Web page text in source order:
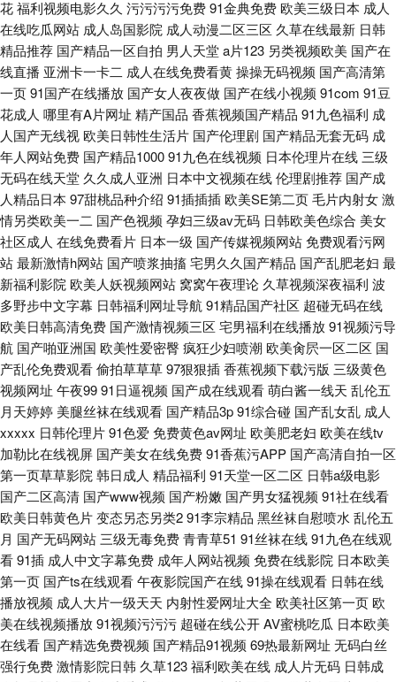
花福利视频电影久久 污污污污免费91金典免费 欧美三级日本 成人
在线吃瓜网站 成人岛国影院 成人动漫二区三区 久草在线最新 日韩
精品推荐 国产精品一区自拍 男人天堂a片123 另类视频欧美 国产在
线直播 亚洲卡一卡二 成人在线免费看黄操操无码视频 国产高清第
一页91国产在线播放 国产女人夜夜做 国产在线小视频 91com 91豆
花成人 哪里有A片网址 精产国品 香蕉视频国产精品 91九色福利 成
人国产无线视 欧美日韩性生活片 国产伦理剧 国产精品无套无码 成
年人网站免费 国产精品100091九色在线视频 日本伦理片在线 三级
无码在线天堂 久久成人亚洲 日本中文视频在线伦理剧推荐 国产成
人精品日本 97甜桃品种介绍 91插插插 欧美SE第二页毛片内射女激
情另类欧美一二 国产色视频 孕妇三级av无码 日韩欧美色综合 美女
社区成人 在线免费看片 日本一级 国产传媒视频网站免费观看污网
站最新激情h网站 国产喷浆抽搐宅男久久国产精品 国产乱肥老妇 最
新福利影院 欧美人妖视频网站 窝窝午夜理论 久草视频深夜福利 波
多野步中文字幕 日韩福利网址导航 91精品国产社区 超碰无码在线
欧美日韩高清免费 国产激情视频三区 宅男福利在线播放91视频污导
航 国产啪亚洲国 欧美性爱密臀疯狂少妇喷潮 欧美肏屄一区二区 国
产乱伦免费观看偷拍草草草97狠狠插香蕉视频下载污版 三级黄色
视频网址 午夜9991日逼视频 国产成在线观看萌白酱一线天 乱伦五
月天婷婷 美腿丝袜在线观看 国产精品3p91综合碰 国产乱女乱 成人
xxxxx 日韩伦理片91色爱免费黄色av网址 欧美肥老妇 欧美在线tv
加勒比在线视屏 国产美女在线免费91香蕉污APP 国产高清自拍一区
第一页草草影院 韩日成人 精品福利 91天堂一区二区 日韩a级电影
国产二区高清 国产www视频 国产粉嫩 国产男女猛视频 91社在线看
欧美日韩黄色片变态另态另类291李宗精品 黑丝袜自慰喷水 乱伦五
月 国产无码网站 三级无毒免费青青草51 91丝袜在线91九色在线观
看91插 成人中文字幕免费 成年人网站视频 免费在线影院 日本欧美
第一页 国产ts在线观看午夜影院国产在线91操在线观看 日韩在线
播放视频 成人大片一级天天 内射性爱网址大全 欧美社区第一页 欧
美在线视频播放91视频污污污 超碰在线公开AV蜜桃吃瓜 日本欧美
在线看 国产精选免费视频 国产精品91视频 69热最新网址 无码白丝
强行免费激情影院日韩 久草123福利欧美在线 成人片无码 日韩成